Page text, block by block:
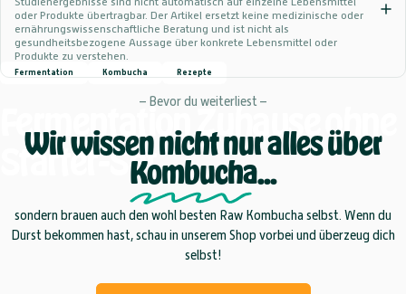
Fermentation Kombucha Rezepte
FermentationZuhause
ohne
Starter-Set
oder Produkte übertragbar. Der Artikel ersetzt keine medizinische oder
ernährungswissenschaftliche Beratung und ist nicht als
gesundheitsbezogene Aussage über konkrete Lebensmittel oder
Produkte zu verstehen.
– Bevor du weiterliest –
Wir wissen nicht nur alles über
Kombucha...
sondern brauen auch den wohl besten Raw Kombucha selbst. Wenn du
Durst bekommen hast, schau in unserem Shop vorbei und überzeug dich
selbst!